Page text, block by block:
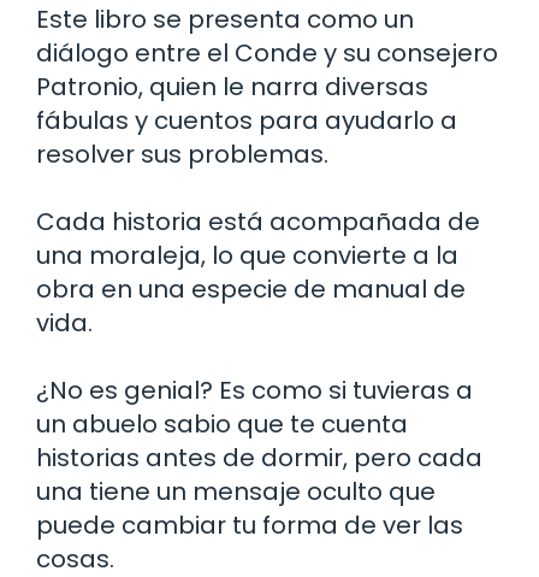
Este libro se presenta como un
diálogo entre el Conde y su consejero
Patronio, quien le narra diversas
fábulas y cuentos para ayudarlo a
resolver sus problemas.
Cada historia está acompañada de
una moraleja, lo que convierte a la
obra en una especie de manual de
vida.
¿No es genial? Es como si tuvieras a
un abuelo sabio que te cuenta
historias antes de dormir, pero cada
una tiene un mensaje oculto que
puede cambiar tu forma de ver las
cosas.